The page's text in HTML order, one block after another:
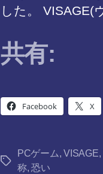
した。
共有:
Facebook X
タ
PCゲーム,VISAGE,
称,恐い